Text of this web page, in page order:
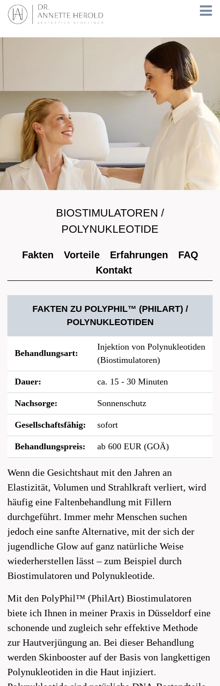
BIOSTIMULATOREN /
POLYNUKLEOTIDE
Fakten Vorteile Erfahrungen
FAQ
Kontakt
FAKTEN ZU POLYPHIL™ (PHILART) /
POLYNUKLEOTIDEN
Behandlungsart:
Injektion von Polynukleotiden
(Biostimulatoren)
Dauer: ca. 15 - 30 Minuten
Nachsorge: Sonnenschutz
Gesellschaftsfähig: sofort
Behandlungspreis: ab 600 EUR (GOÄ)
Wenn die Gesichtshaut mit den Jahren an
Elastizität, Volumen und Strahlkraft verliert, wird
häufig eine Faltenbehandlung mit Fillern
durchgeführt. Immer mehr Menschen suchen
jedoch eine sanfte Alternative, mit der sich der
jugendliche Glow auf ganz natürliche Weise
wiederherstellen lässt – zum Beispiel durch
Biostimulatoren und Polynukleotide.
Mit den PolyPhil™ (PhilArt) Biostimulatoren
biete ich Ihnen in meiner Praxis in Düsseldorf eine
schonende und zugleich sehr effektive Methode
zur Hautverjüngung an. Bei dieser Behandlung
werden Skinbooster auf der Basis von langkettigen
Polynukleotiden in die Haut injiziert.